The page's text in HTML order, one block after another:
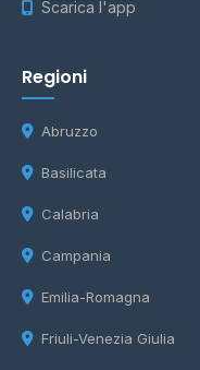
Scarica l'app
Regioni
Abruzzo
Basilicata
Calabria
Campania
Emilia-Romagna
Friuli-Venezia Giulia